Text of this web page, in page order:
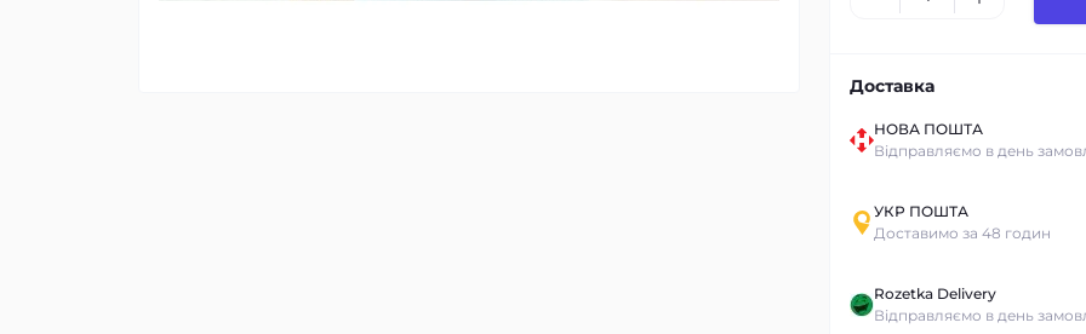
Доставка
НОВА ПОШТА
Відправляємо в день
УКР ПОШТА
Доставимо за 48 годин
Rozetka Delivery
Відправляємо в день